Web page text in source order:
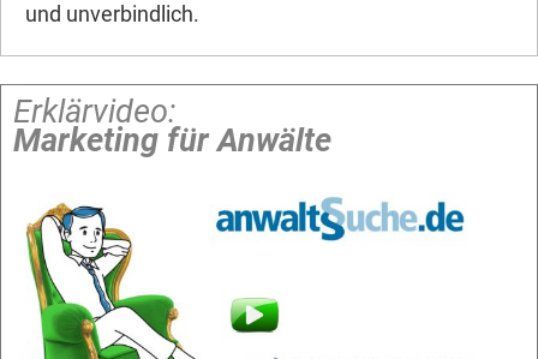
und unverbindlich.
Erklärvideo:
Marketing für Anwälte